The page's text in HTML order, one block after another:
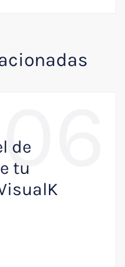
06
de
tu